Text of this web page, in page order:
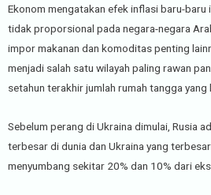
Ekonom mengatakan efek inflasi baru-baru
tidak proporsional pada negara-negara
impor makanan dan komoditas penting
menjadi salah satu wilayah paling rawan
setahun terakhir jumlah rumah tangga yang
Sebelum perang di Ukraina dimulai, Rusia
terbesar di dunia dan Ukraina yang
menyumbang sekitar 20% dan 10% dari